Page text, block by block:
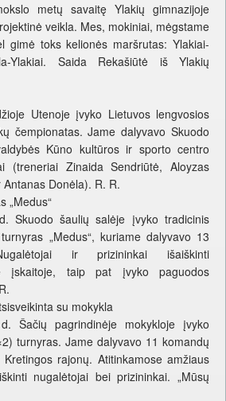
metų savaitę Ylakių gimnazijoje
veikla. Mes, mokiniai, mėgstame
gimė toks kelionės maršrutas: Ylakiai-
Ylakiai. Saida Rekašiūtė iš Ylakių
Utenoje įvyko Lietuvos lengvosios
čempionatas. Jame dalyvavo Skuodo
Kūno kultūros ir sporto centro
(treneriai Zinaida Sendriūtė, Aloyzas
Donėla). R. R.
„Medus“
Skuodo šaulių salėje įvyko tradicinis
„Medus“, kuriame dalyvavo 13
ir prizininkai išaiškinti
įskaitoje, taip pat įvyko paguodos
su mokykla
Šačių pagrindinėje mokykloje įvyko
turnyras. Jame dalyvavo 11 komandų
rajonų. Atitinkamose amžiaus
nugalėtojai bei prizininkai. „Mūsų